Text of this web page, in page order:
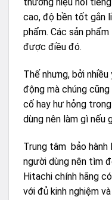
thương hiệu nổi
cao, độ bền tốt gắn
phẩm. Các sản
được điều đó.
Thế nhưng, bởi
động mà chúng
cố hay hư hỏng
dùng nên làm gì nếu
Trung tâm bảo hành
người dùng nên tìm
Hitachi chính hãng
với đủ kinh nghiệm